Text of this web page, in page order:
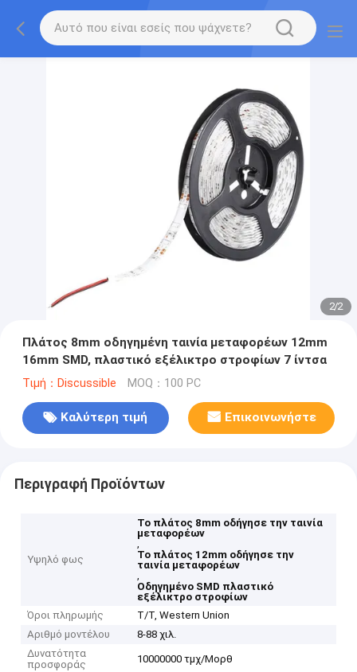
2/2
Πλάτος 8mm οδηγημένη ταινία μεταφορέων 12mm
16mm SMD, πλαστικό εξέλικτρο στροφίων 7 ίντσα
Τιμή：Discussible MOQ：100 PC
Καλύτερη τιμή Επικοινωνήστε
Περιγραφή Προϊόντων
Υψηλό φως
Το πλάτος 8mm οδήγησε την ταινία
μεταφορέων
,
Το πλάτος 12mm οδήγησε την
ταινία μεταφορέων
,
Οδηγημένο SMD πλαστικό
εξέλικτρο στροφίων
Όροι πληρωμής
T/T, Western Union
Αριθμό μοντέλου
8-88 χιλ.
Δυνατότητα
προσφοράς
10000000 τμχ/Μορθ